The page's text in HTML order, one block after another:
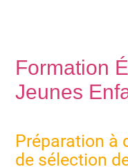
Formation
Jeunes
Préparation à
de sélection